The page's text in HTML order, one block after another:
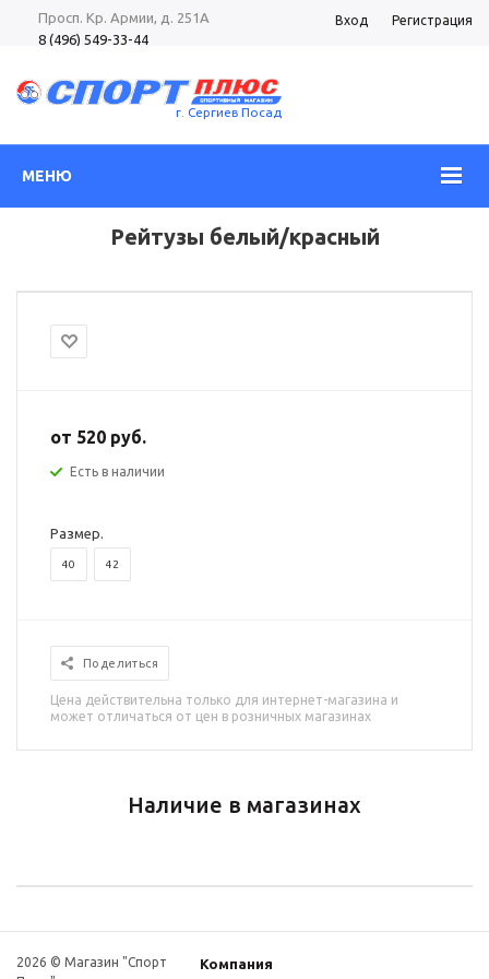
Просп. Кр. Армии, д. 251А
8 (496) 549-33-44
Просп. Кр. Армии, д. 105
8 (496) 540-52-62
Вход Регистрация
г. Сергиев Посад
МЕНЮ
Рейтузы белый/красный
от 520 руб.
Есть в наличии
Размер.
40 42
Поделиться
Цена действительна только для интернет-магазина и
может отличаться от цен в розничных магазинах
Наличие в магазинах
2026 © Магазин "Спорт
Компания